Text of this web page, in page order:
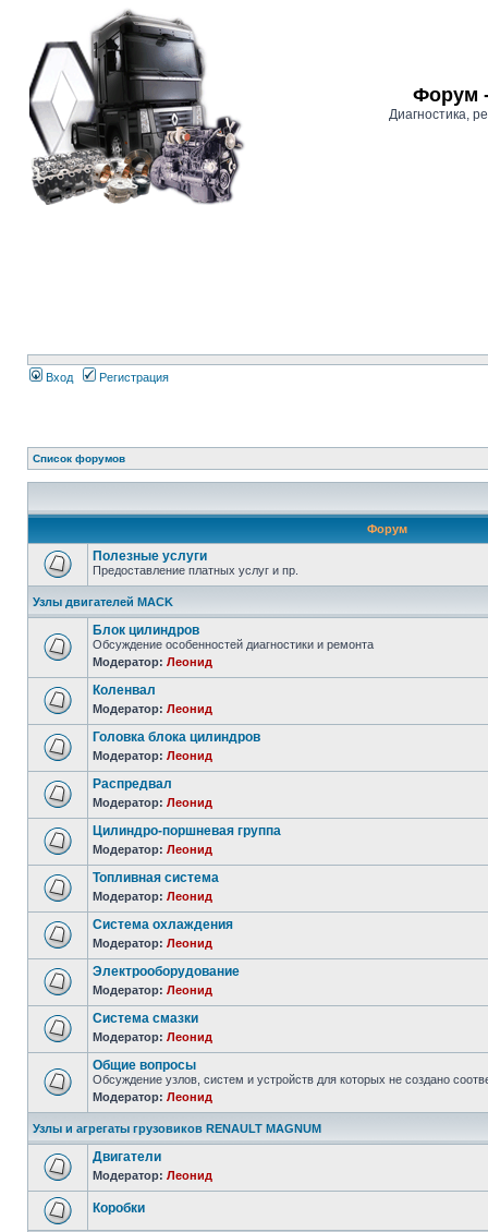
Форум -
Диагностика,
Вход Регистрация
Список форумов
Форум
Полезные услуги
Предоставление платных услуг и пр.
Узлы двигателей MACK
Блок цилиндров
Обсуждение особенностей диагностики и ремонта
Модератор: Леонид
Коленвал
Модератор: Леонид
Головка блока цилиндров
Модератор: Леонид
Распредвал
Модератор: Леонид
Цилиндро-поршневая группа
Модератор: Леонид
Топливная система
Модератор: Леонид
Система охлаждения
Модератор: Леонид
Электрооборудование
Модератор: Леонид
Система смазки
Модератор: Леонид
Общие вопросы
Обсуждение узлов, систем и устройств для которых не создано
Модератор: Леонид
Узлы и агрегаты грузовиков RENAULT MAGNUM
Двигатели
Модератор: Леонид
Коробки